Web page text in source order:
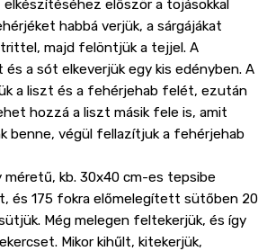
elkészítéséhez először a tojásokkal
habbá verjük, a sárgájákat
majd felöntjük a tejjel. A
a sót elkeverjük egy kis edényben. A
a liszt és a fehérjehab felét, ezután
hozzá a liszt másik fele is, amit
benne, végül fellazítjuk a fehérjehab
méretű, kb. 30x40 cm-es tepsibe
és 175 fokra előmelegített sütőben 20
Még melegen feltekerjük, és így
Mikor kihűlt, kitekerjük,